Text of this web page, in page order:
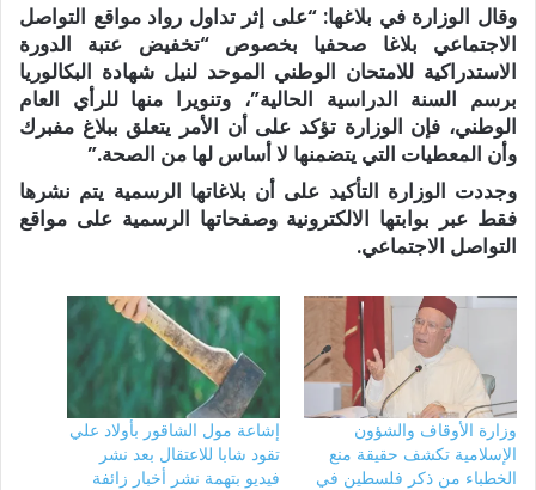
وقال الوزارة في بلاغها: “على إثر تداول رواد مواقع التواصل
الاجتماعي بلاغا صحفيا بخصوص “تخفيض عتبة الدورة
الاستدراكية للامتحان الوطني الموحد لنيل شهادة البكالوريا
برسم السنة الدراسية الحالية”، وتنويرا منها للرأي العام
الوطني، فإن الوزارة تؤكد على أن الأمر يتعلق ببلاغ مفبرك
وأن المعطيات التي يتضمنها لا أساس لها من الصحة.”
وجددت الوزارة التأكيد على أن بلاغاتها الرسمية يتم نشرها
فقط عبر بوابتها الالكترونية وصفحاتها الرسمية على مواقع
التواصل الاجتماعي.
وزارة الأوقاف والشؤون
الإسلامية تكشف حقيقة منع
الخطباء من ذكر فلسطين في
إشاعة مول الشاقور بأولاد علي
تقود شابا للاعتقال بعد نشر
فيديو بتهمة نشر أخبار زائفة